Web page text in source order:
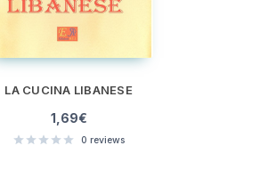
LA CUCINA LIBANESE
1,69€
0 reviews